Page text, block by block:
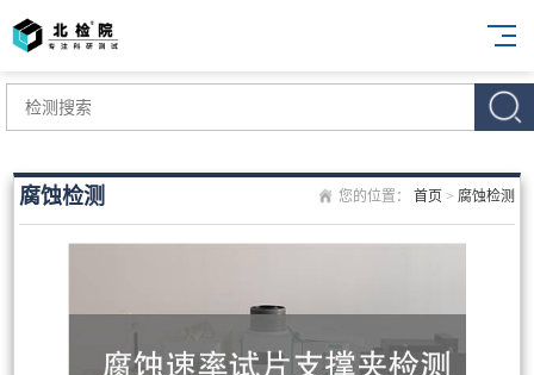
您的位置： 首页 > 腐蚀检测
腐蚀检测